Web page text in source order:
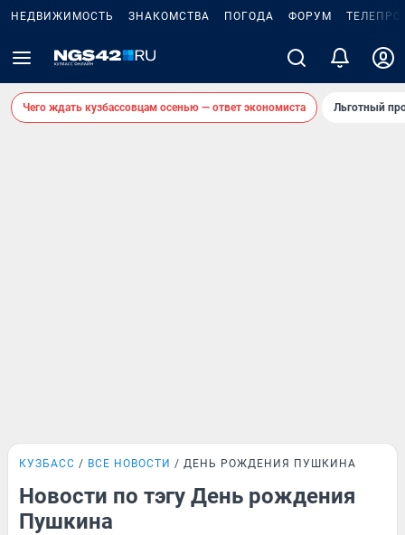
НЕДВИЖИМОСТЬ ЗНАКОМСТВА ПОГОДА ФОРУМ
Чего ждать кузбассовцам осенью — ответ экономиста Льготный
КУЗБАСС ВСЕ НОВОСТИ ДЕНЬ РОЖДЕНИЯ ПУШКИНА
Новости по тэгу День рождения
Пушкина